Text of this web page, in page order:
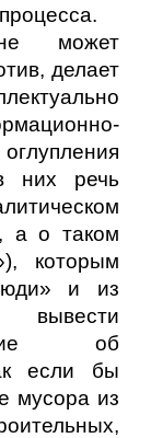
может
делает
них речь
а о таком
которым
и из
об
если бы
мусора из